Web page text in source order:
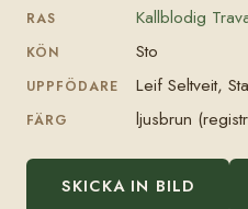
RAS Kallblodig
KÖN Sto
UPPFÖDARE Leif Seltveit,
FÄRG ljusbrun
SKICKA IN BILD